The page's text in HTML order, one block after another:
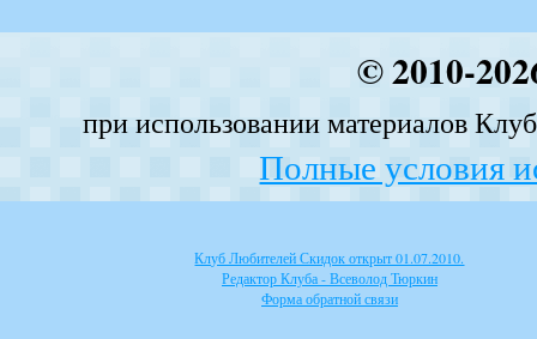
© 2010-
при использовании материалов
Полные условия
Клуб Любителей Скидок открыт 01.07.2010.
Редактор Клуба - Всеволод Тюркин
Форма обратной связи